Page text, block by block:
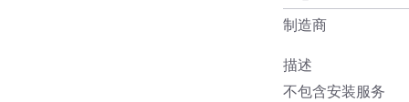
制造商
描述
不包含安装服务